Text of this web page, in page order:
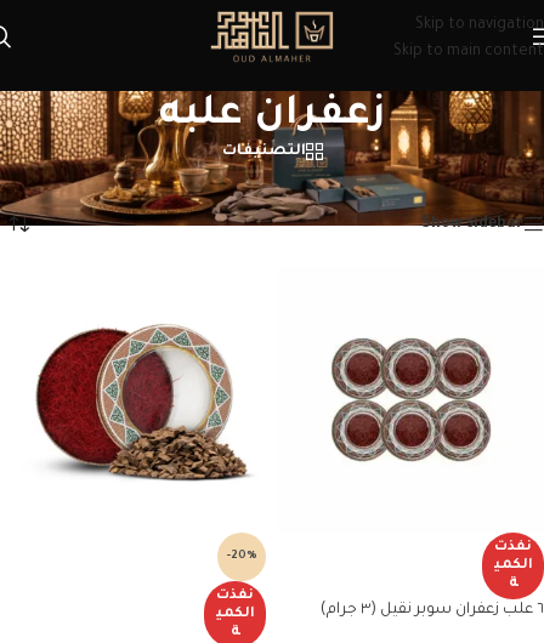
Skip to navigation
Skip to main content
زعفران علبه
التصنيفات
الرئيسية/منتجات تحت الوسم “زعفران علبه” عرض ⁦3⁩ من كل النتائج
Show sidebar
نفذت
الكمي
ة
٦ علب زعفران سوبر نقيل (٣ جرام)
-20%
نفذت
الكمي
ة